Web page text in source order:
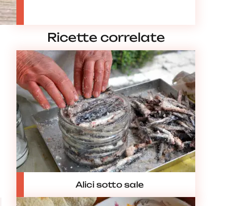
Ricette correlate
Alici sotto sale